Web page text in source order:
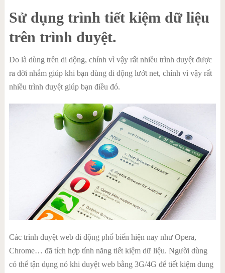
Sử dụng trình tiết kiệm dữ liệu
trên trình duyệt.
Do là dùng trên di dộng, chính vì vậy rất nhiều trình duyệt được
ra đời nhắm giúp khi bạn dùng di động lướt net, chính vì vậy rất
nhiều trình duyệt giúp bạn điều đó.
Các trình duyệt web di động phổ biến hiện nay như Opera,
Chrome… đã tích hợp tính năng tiết kiệm dữ liệu. Người dùng
có thể tận dụng nó khi duyệt web bằng 3G/4G để tiết kiệm dung